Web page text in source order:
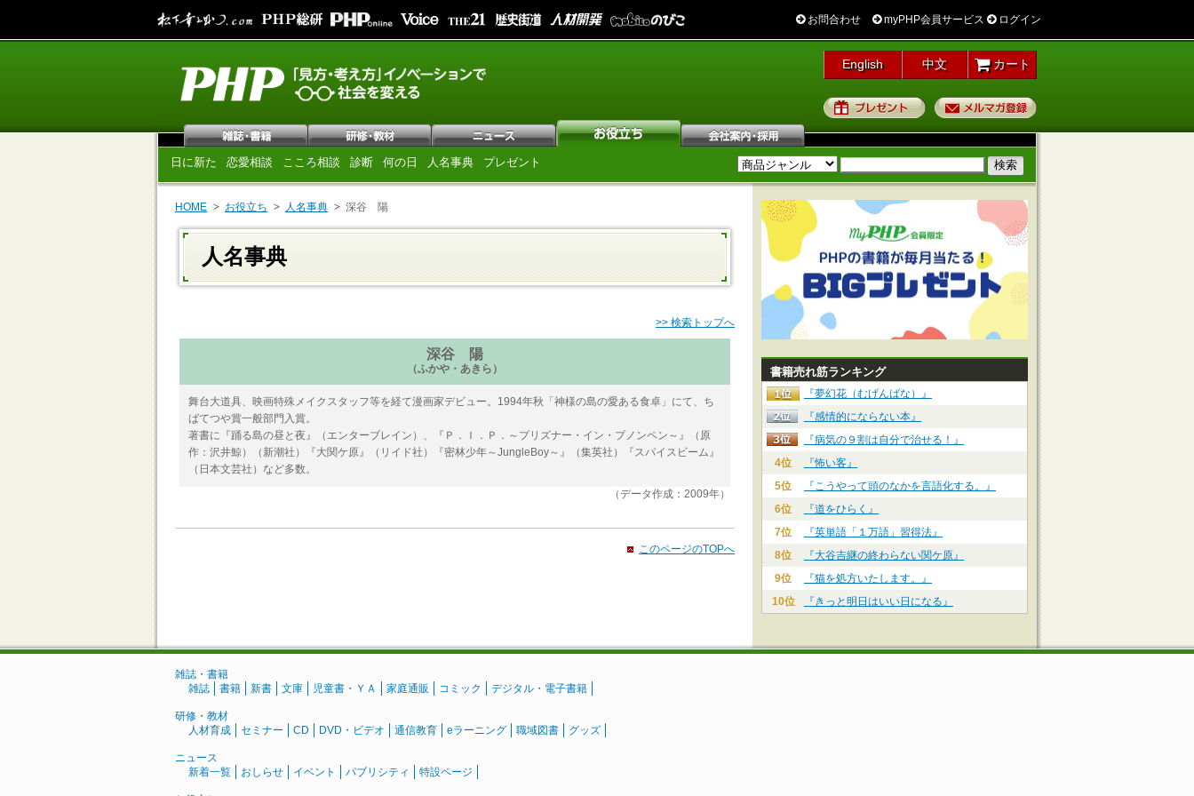
お問合わせ myPHP会員サービス ログイン
English 中文 カート
プレゼント
日に新た 恋愛相談 こころ相談 診断 何の日 人名事典 プレゼント
HOME お役立ち 人名事典 深谷 陽
人名事典
>> 検索トップへ
深谷 陽
（ふかや・あきら）
舞台大道具、映画特殊メイクスタッフ等を経て漫画家デビュー。1994年秋「神様の島の愛ある食卓」にて、ち
ばてつや賞一般部門入賞。
著書に『踊る島の昼と夜』（エンターブレイン）、『Ｐ．Ｉ．Ｐ．～プリズナー・イン・プノンペン～』（原
作：沢井鯨）（新潮社）『大関ケ原』（リイド社）『密林少年～JungleBoy～』（集英社）『スパイスビーム』
（日本文芸社）など多数。
（データ作成：2009年）
このページのTOPへ
書籍売れ筋ランキング
『夢幻花（むげんばな）』
『感情的にならない本』
『病気の９割は自分で治せる！』
4位
『怖い客』
5位
『こうやって頭のなかを言語化する。』
6位
『道をひらく』
7位
『英単語「１万語」習得法』
8位
『大谷吉継の終わらない関ケ原』
9位
『猫を処方いたします。』
10位
『きっと明日はいい日になる』
雑誌・書籍
雑誌
書籍 新書 文庫 児童書・ＹＡ 家庭通販 コミック デジタル・電子書籍
研修・教材
人材育成
セミナー CD DVD・ビデオ 通信教育 eラーニング 職域図書 グッズ
ニュース
新着一覧
おしらせ イベント パブリシティ 特設ページ